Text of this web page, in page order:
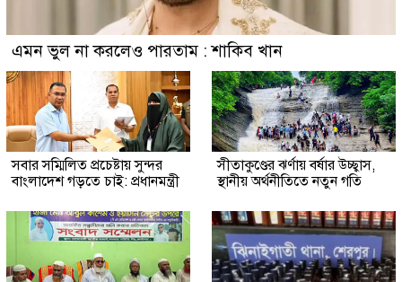
এমন ভুল না করলেও পারতাম : শাকিব খান
সবার সম্মিলিত প্রচেষ্টায় সুন্দর
বাংলাদেশ গড়তে চাই: প্রধানমন্ত্রী
সীতাকুণ্ডের ঝর্ণায় বর্ষার উচ্ছ্বাস,
স্থানীয় অর্থনীতিতে নতুন গতি